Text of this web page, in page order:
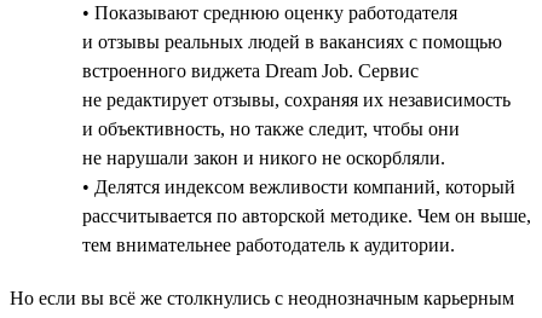
• Показывают среднюю оценку работодателя
и отзывы реальных людей в вакансиях с помощью
встроенного виджета Dream Job. Сервис
не редактирует отзывы, сохраняя их независимость
и объективность, но также следит, чтобы они
не нарушали закон и никого не оскорбляли.
• Делятся индексом вежливости компаний, который
рассчитывается по авторской методике. Чем он выше,
тем внимательнее работодатель к аудитории.
Но если вы всё же столкнулись с неоднозначным карьерным